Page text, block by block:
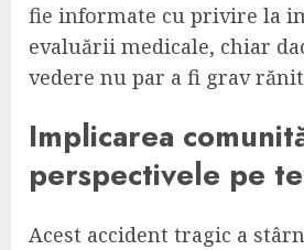
fie informate cu privire la
evaluării medicale, chiar
vedere nu par a fi grav
Implicarea
perspectivele pe
Acest accident tragic a